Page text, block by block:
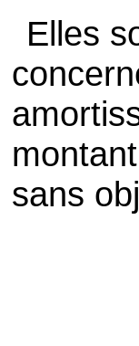
Elles
sans